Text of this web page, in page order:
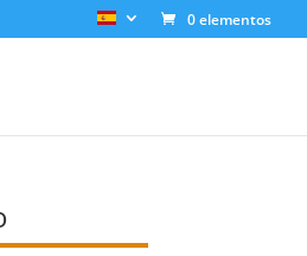
0 elementos